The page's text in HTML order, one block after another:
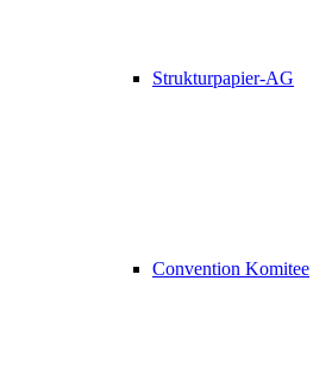
Strukturpapier-AG
Convention Komitee